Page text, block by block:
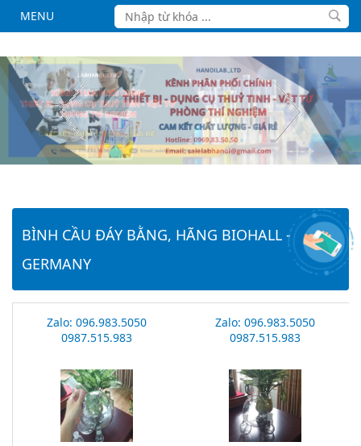
MENU
BÌNH CẦU ĐÁY BẰNG, HÃNG BIOHALL -
GERMANY
Zalo: 096.983.5050
0987.515.983
Zalo: 096.983.5050
0987.515.983